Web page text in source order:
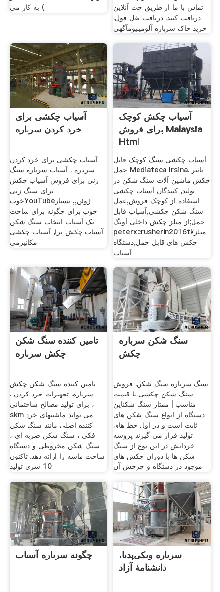
) به کار می
تماس با ما از طریق چت آنلاین
دریافت کنید. دریافت نقل قول.
خرید خاک سرباره آلومینیومآگهی
آسیاب چکشی برای
خرد کردن سرباره
آسیاب چکشی برای خرد کردن
سرباره . آسیاب سرباره سنگ
زنی برای فروش آسیاب چکش
برای سنگ زنی
خوبYouTubeژوئن,, بسیار
خوب برای چگونه برای ساخت
یک آسیاب انتخاب سنگ شکن
آسیاب چکش برا, آسیاب چکشی
مکانیزمی
آسیاب چکش کوچک
برای فروش Malaysia
Html
آسیاب چکشی سنگ کوچک قابل
حمل Mediateca Irsina. تاثیر
چکش ماشین آلات سنگ شکن در
تولید, کنندگان آسیاب چکشی
استفاده از کوچک فروش,عمل
سنگ شکن چکشی,آسیاب قابل
حمل;از میلز چکش داخلی آونگ
peterxcrusherin2016tkمیلز
چکش های قابل حمل,دستگاه
آسیاب
تامین کننده سنگ شکن
چکش سرباره
تامین کننده سنگ شکن چکش
سرباره. تجهیزات خرد کردن .
برای تولید مصالح ساختمانی ،
skm می تواند ماشینهای خرد
کننده اصلی مانند سنگ شکن
فکی ، سنگ شکن ضربه ای ،
سنگ شکن مخروطی و دستگاه
ساخت ماسه را ارائه دهد. تاکنون
10 سری تولید
سنگ شکن سرباره
چکش
سنگ سرباره سنگ شکن. فروش
سنگ شکن چکشی با قیمت
مناسب | ممتاز سنگ شکناین
دستگاه از انواع سنگ شکن های
ثابت است و در اول خط های
تولید قرار می گیرند پروسه
خردایش در این نوع از سنگ
شکن ها با دوران چکش های
موجود در دستگاه و چرخش آن
چگونه سرباره آسیاب
سرباره ویکی‌پدیا،
دانشنامهٔ آزاد